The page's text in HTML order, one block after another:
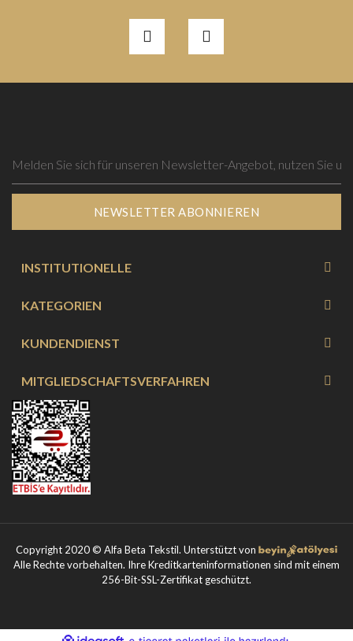
NEWSLETTER ABONNIEREN
INSTITUTIONELLE
KATEGORIEN
KUNDENDIENST
MITGLIEDSCHAFTSVERFAHREN
Copyright 2020 © Alfa Beta Tekstil. Unterstützt von
Alle Rechte vorbehalten. Ihre Kreditkarteninformationen sind mit einem
256-Bit-SSL-Zertifikat geschützt.